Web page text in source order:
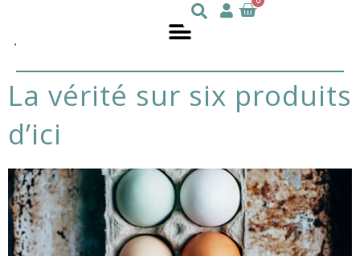
la vérité sur six produits
d’ici